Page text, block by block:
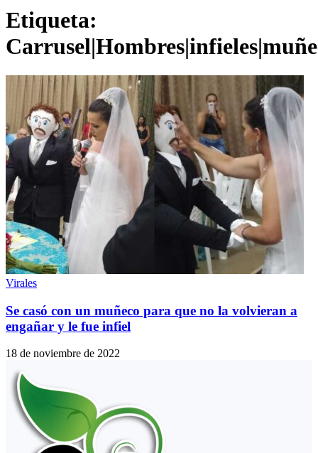
Etiqueta:
Virales
Se casó con un muñeco para que no la volvieran a
engañar y le fue infiel
18 de noviembre de 2022